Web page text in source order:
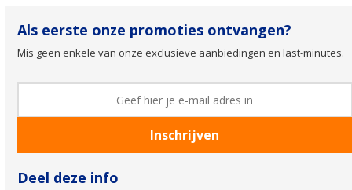
Als eerste onze promoties ontvangen?
Mis geen enkele van onze exclusieve aanbiedingen en last-minutes.
Deel deze info